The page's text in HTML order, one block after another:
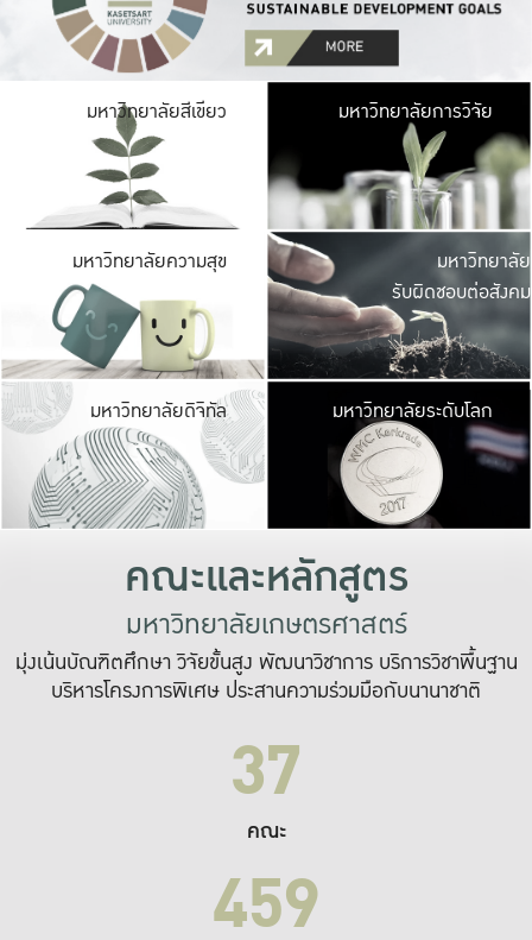
มหาวิทยาลัยสีเขียว มหาวิ
มีพื้นที่เขียวสดใส
เป็นป่าในเมือง เกษต
มหาวิทยาลัยการวิจัย
มหาวิทยาลัยความสุข มหาวิ
ค
เปิดประ
และพบเรื่องราวใ
มหาวิทยาลัย
รับผิดชอบต่อสังคม
มหาวิทยาลัยดิจิทัล มหาวิ
เปลี่ยนแปลง แล
เพื่อทำง
ระบบสารสนเทศ
มหาวิทยาลัยระดับโลก
คณะและหลักสูตร
มหาวิทยาลัยเกษตรศาสตร์
มุ่งเน้นบัณฑิตศึกษา วิจัยขั้นสูง พัฒนาวิชาการ บริการวิชาพื้นฐาน
บริหารโครงการพิเศษ ประสานความร่วมมือกับนานาชาติ
37
คณะ
459